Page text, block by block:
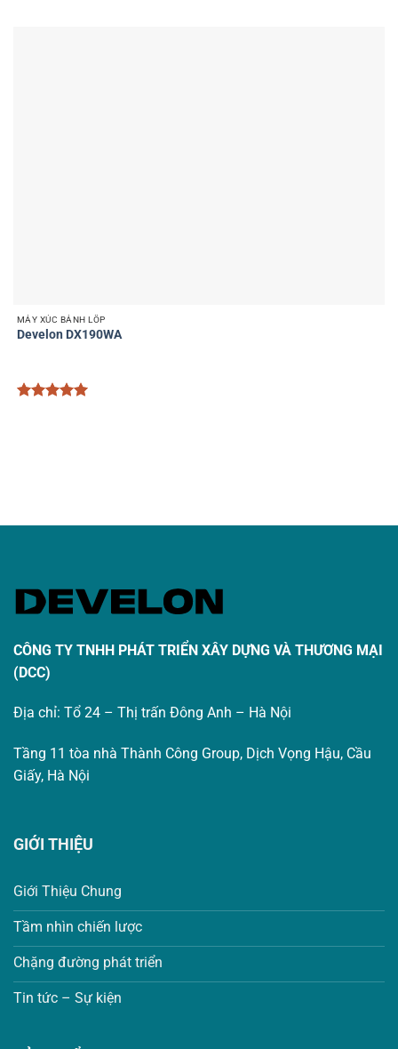
MÁY XÚC BÁNH LỐP
Develon DX190WA
CÔNG TY TNHH PHÁT TRIỂN XÂY DỰNG VÀ THƯƠNG MẠI
(DCC)
Địa chỉ: Tổ 24 – Thị trấn Đông Anh – Hà Nội
Tầng 11 tòa nhà Thành Công Group, Dịch Vọng Hậu, Cầu
Giấy, Hà Nội
GIỚI THIỆU
Giới Thiệu Chung
Tầm nhìn chiến lược
Chặng đường phát triển
Tin tức – Sự kiện